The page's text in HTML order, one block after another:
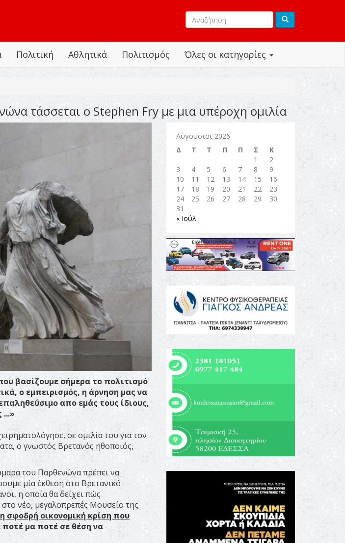
Όλες οι κατηγορίες
Πολιτική Αθλητικά Πολιτισμός
τάσσεται ο Stephen Fry με μια υπέροχη ομιλία
βασίζουμε σήμερα το πολιτισμό
ο εμπειρισμός, η άρνηση μας να
απο εμάς τους ίδιους,
...»
σε ομιλία του για τον
ο γνωστός Βρετανός ηθοποιός,
του Παρθενώνα πρέπει να
μία έκθεση στο Βρετανικό
η οποία θα δείχει πώς
νέο, μεγαλοπρεπές Μουσείο της
σφοδρή οικονομική κρίση που
ποτέ μα ποτέ σε θέση να
Αύγουστος 2026
Δ
Τ Τ Π Π Σ
Κ
1
2
3
4 5 6 7 8
9
10
11 12 13 14 15
16
17
18 19 20 21 22
23
24
25 26 27 28 29
30
31
« Ιούλ